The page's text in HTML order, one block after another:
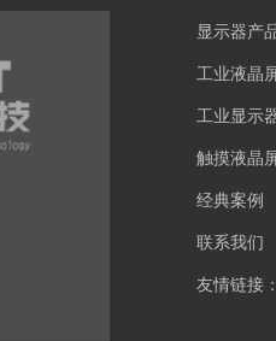
显示器产
工业液晶
工业显示
触摸液晶
经典案例
联系我们
友情链接